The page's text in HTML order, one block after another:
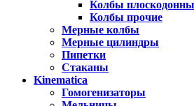
Колбы
Колбы прочие
Мерные колбы
Мерные цилиндры
Пипетки
Стаканы
Kinematica
Гомогенизаторы